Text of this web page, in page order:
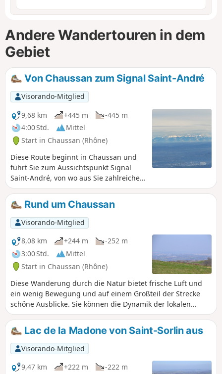
Andere Wandertouren in dem
Gebiet
Von Chaussan zum Signal Saint-André
Visorando-Mitglied
9,68 km
+445 m
-445 m
4:00 Std.
Mittel
Start in Chaussan (Rhône)
Diese Route beginnt in Chaussan und
führt Sie zum Aussichtspunkt Signal
Saint-André, von wo aus Sie zahlreiche
atemberaubende Ausblicke auf das
Rhonetal und die Monts du Lyonnais
genießen können, ganz zu schweigen
von der herrlichen Aussicht (bei
schönem Wetter) auf die Alpenkette.Die
Strecke ist nicht besonders
anspruchsvoll, für Familien geeignet,
bei Regen jedoch teilweise matschig.
Gutes Schuhwerk wird empfohlen,
insbesondere im Unterholz.
Rund um Chaussan
Visorando-Mitglied
8,08 km
+244 m
-252 m
3:00 Std.
Mittel
Start in Chaussan (Rhône)
Diese Wanderung durch die Natur bietet frische Luft und
ein wenig Bewegung und auf einem Großteil der Strecke
schöne Ausblicke. Sie können die Dynamik der lokalen
Landwirtschaft (Obst, Gemüse, Viehzucht...) erleben und
eine große Baumhütte bewundern.
Lac de la Madone von Saint-Sorlin aus
Visorando-Mitglied
9,47 km
+222 m
-222 m